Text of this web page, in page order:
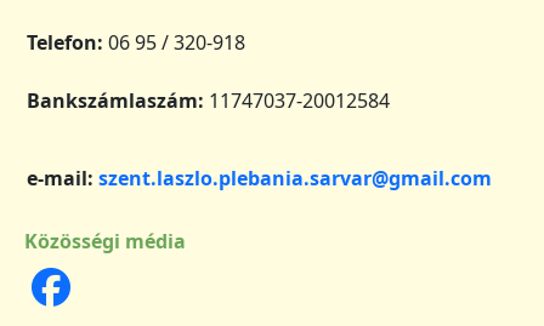
Telefon: 06 95 / 320-918
Bankszámlaszám: 11747037-20012584
e-mail: szent.laszlo.plebania.sarvar@gmail.com
Közösségi média